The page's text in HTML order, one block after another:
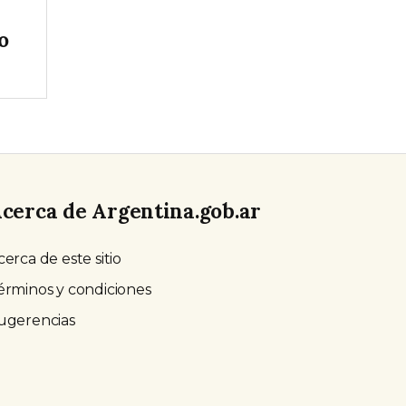
de Argentina.gob.ar
de este sitio
y condiciones